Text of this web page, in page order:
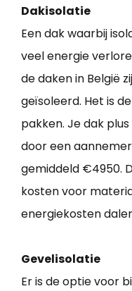
Dakisolatie
Een dak waarbij
veel energie
de daken in België
geïsoleerd. Het is
pakken. Je dak
door een
gemiddeld €4950.
kosten voor
energiekosten
Gevelisolatie
Er is de optie voor